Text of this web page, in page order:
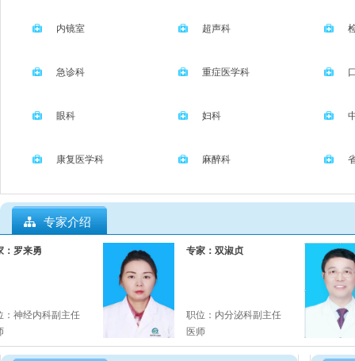
内镜室 超声科
急诊科 重症医学科
眼科 妇科
康复医学科 麻醉科
家
专家介绍
罗来勇
神经内科副主任
专家：双淑贞
职位： 内分泌科副主任
医师